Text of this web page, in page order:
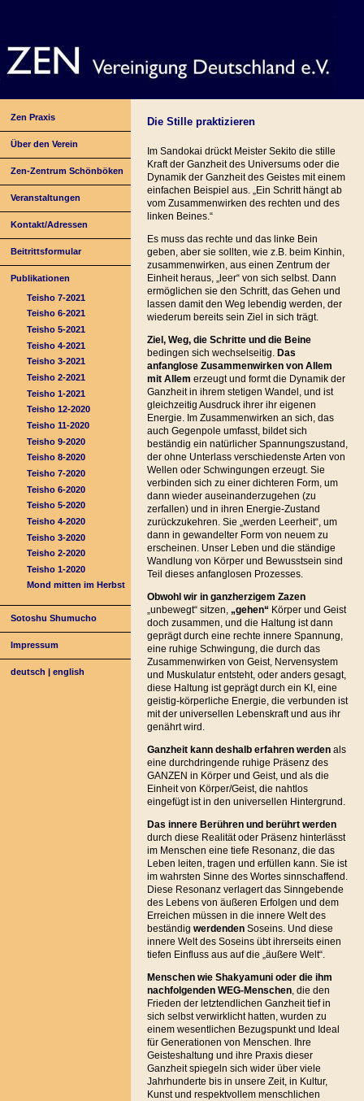
Zen Praxis
Über den Verein
Zen-Zentrum Schönböken
Veranstaltungen
Kontakt/Adressen
Beitrittsformular
Publikationen
Teisho 7-2021
Teisho 6-2021
Teisho 5-2021
Teisho 4-2021
Teisho 3-2021
Teisho 2-2021
Teisho 1-2021
Teisho 12-2020
Teisho 11-2020
Teisho 9-2020
Teisho 8-2020
Teisho 7-2020
Teisho 6-2020
Teisho 5-2020
Teisho 4-2020
Teisho 3-2020
Teisho 2-2020
Teisho 1-2020
Mond mitten im Herbst
Sotoshu Shumucho
Impressum
deutsch |english
Die Stille praktizieren
Im Sandokai drückt Meister Sekito die stille
Kraft der Ganzheit des Universums oder die
Dynamik der Ganzheit des Geistes mit einem
einfachen Beispiel aus. „Ein Schritt hängt ab
vom Zusammenwirken des rechten und des
linken Beines.“
Es muss das rechte und das linke Bein
geben, aber sie sollten, wie z.B. beim Kinhin,
zusammenwirken, aus einen Zentrum der
Einheit heraus, „leer“ von sich selbst. Dann
ermöglichen sie den Schritt, das Gehen und
lassen damit den Weg lebendig werden, der
wiederum bereits sein Ziel in sich trägt.
Ziel, Weg, die Schritte und die Beine
bedingen sich wechselseitig.Das
anfanglose Zusammenwirken von Allem
mit Allem erzeugt und formt die Dynamik der
Ganzheit in ihrem stetigen Wandel, und ist
gleichzeitig Ausdruck ihrer ihr eigenen
Energie. Im Zusammenwirken an sich, das
auch Gegenpole umfasst, bildet sich
beständig ein natürlicher Spannungszustand,
der ohne Unterlass verschiedenste Arten von
Wellen oder Schwingungen erzeugt. Sie
verbinden sich zu einer dichteren Form, um
dann wieder auseinanderzugehen (zu
zerfallen) und in ihren Energie-Zustand
zurückzukehren. Sie „werden Leerheit“, um
dann in gewandelter Form von neuem zu
erscheinen. Unser Leben und die ständige
Wandlung von Körper und Bewusstsein sind
Teil dieses anfanglosen Prozesses.
Obwohl wir in ganzherzigem Zazen
„unbewegt“ sitzen, „gehen“ Körper und Geist
doch zusammen, und die Haltung ist dann
geprägt durch eine rechte innere Spannung,
eine ruhige Schwingung, die durch das
Zusammenwirken von Geist, Nervensystem
und Muskulatur entsteht, oder anders gesagt,
diese Haltung ist geprägt durch ein KI, eine
geistig-körperliche Energie, die verbunden ist
mit der universellen Lebenskraft und aus ihr
genährt wird.
Ganzheit kann deshalb erfahren werdenals
eine durchdringende ruhige Präsenz des
GANZEN in Körper und Geist, und als die
Einheit von Körper/Geist, die nahtlos
eingefügt ist in den universellen Hintergrund.
Das innere Berühren und berührt werden
durch diese Realität oder Präsenz hinterlässt
im Menschen eine tiefe Resonanz, die das
Leben leiten, tragen und erfüllen kann. Sie ist
im wahrsten Sinne des Wortes sinnschaffend.
Diese Resonanz verlagert das Sinngebende
des Lebens von äußeren Erfolgen und dem
Erreichen müssen in die innere Welt des
beständig werdendenSoseins. Und diese
innere Welt des Soseins übt ihrerseits einen
tiefen Einfluss aus auf die „äußere Welt“.
Menschen wie Shakyamuni oder die ihm
nachfolgenden WEG-Menschen, die den
Frieden der letztendlichen Ganzheit tief in
sich selbst verwirklicht hatten, wurden zu
einem wesentlichen Bezugspunkt und Ideal
für Generationen von Menschen. Ihre
Geisteshaltung und ihre Praxis dieser
Ganzheit spiegeln sich wider über viele
Jahrhunderte bis in unsere Zeit, in Kultur,
Kunst und respektvollem menschlichen